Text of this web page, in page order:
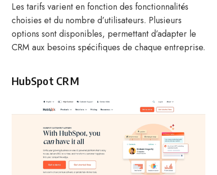
Les tarifs varient en fonction des fonctionnalités
choisies et du nombre d’utilisateurs. Plusieurs
options sont disponibles, permettant d’adapter le
CRM aux besoins spécifiques de chaque entreprise.
HubSpot CRM